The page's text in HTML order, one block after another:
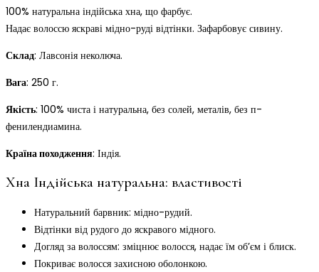
100% натуральна індійська хна, що фарбує.
Надає волоссю яскраві мідно-руді відтінки. Зафарбовує сивину.
Склад: Лавсонія неколюча.
Вага: 250 г.
Якість: 100% чиста і натуральна, без солей, металів, без п-
фенилендиамина.
Країна походження: Індія.
Хна Індійська натуральна: властивості
Натуральний барвник: мідно-рудий.
Відтінки від рудого до яскравого мідного.
Догляд за волоссям: зміцнює волосся, надає їм об’єм і блиск.
Покриває волосся захисною оболонкою.